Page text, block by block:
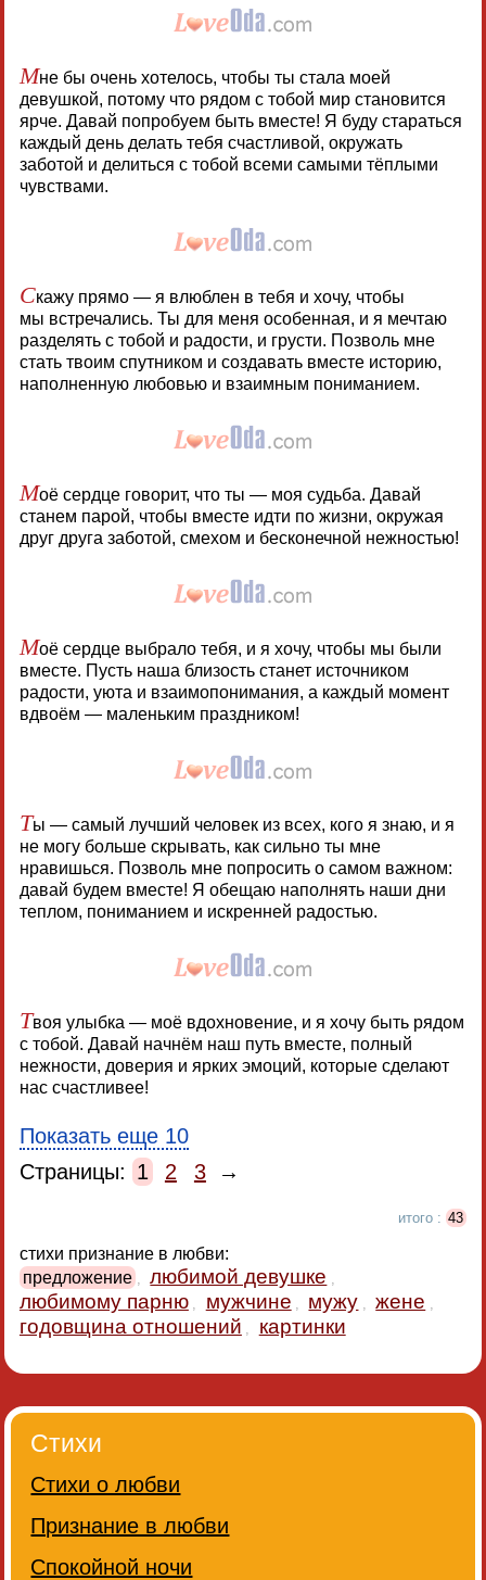
Мне бы очень хотелось, чтобы ты стала моей
девушкой, потому что рядом с тобой мир становится
ярче. Давай попробуем быть вместе! Я буду стараться
каждый день делать тебя счастливой, окружать
заботой и делиться с тобой всеми самыми тёплыми
чувствами.
Скажу прямо — я влюблен в тебя и хочу, чтобы
мы встречались. Ты для меня особенная, и я мечтаю
разделять с тобой и радости, и грусти. Позволь мне
стать твоим спутником и создавать вместе историю,
наполненную любовью и взаимным пониманием.
Моё сердце говорит, что ты — моя судьба. Давай
станем парой, чтобы вместе идти по жизни, окружая
друг друга заботой, смехом и бесконечной нежностью!
Моё сердце выбрало тебя, и я хочу, чтобы мы были
вместе. Пусть наша близость станет источником
радости, уюта и взаимопонимания, а каждый момент
вдвоём — маленьким праздником!
Ты — самый лучший человек из всех, кого я знаю, и я
не могу больше скрывать, как сильно ты мне
нравишься. Позволь мне попросить о самом важном:
давай будем вместе! Я обещаю наполнять наши дни
теплом, пониманием и искренней радостью.
Твоя улыбка — моё вдохновение, и я хочу быть рядом
с тобой. Давай начнём наш путь вместе, полный
нежности, доверия и ярких эмоций, которые сделают
нас счастливее!
Показать еще 10
Страницы: 1 2 3 →
итого : 43
стихи признание в любви:
предложение
любимой девушке
любимому парню мужчине мужу жене
годовщина отношений картинки
Стихи
Стихи о любви
Признание в любви
Спокойной ночи